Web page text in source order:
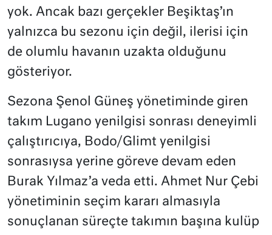
yok. Ancak bazı gerçekler Beşiktaş’ın
yalnızca bu sezonu için değil, ilerisi için
de olumlu havanın uzakta olduğunu
gösteriyor.
Sezona Şenol Güneş yönetiminde giren
takım Lugano yenilgisi sonrası deneyimli
çalıştırıcıya, Bodo/Glimt yenilgisi
sonrasıysa yerine göreve devam eden
Burak Yılmaz’a veda etti. Ahmet Nur Çebi
yönetiminin seçim kararı almasıyla
sonuçlanan süreçte takımın başına kulüp